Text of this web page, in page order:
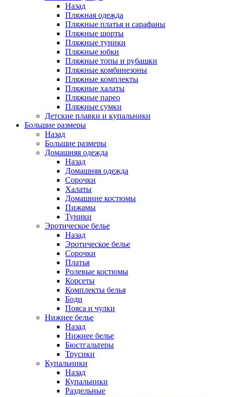
Назад
Пляжная одежда
Пляжные платья и сарафаны
Пляжные шорты
Пляжные туники
Пляжные юбки
Пляжные топы и рубашки
Пляжные комбинезоны
Пляжные комплекты
Пляжные халаты
Пляжные парео
Пляжные сумки
Детские плавки и купальники
Большие размеры
Назад
Большие размеры
Домашняя одежда
Назад
Домашняя одежда
Сорочки
Халаты
Домашние костюмы
Пижамы
Туники
Эротическое белье
Назад
Эротическое белье
Сорочки
Платья
Ролевые костюмы
Корсеты
Комплекты белья
Боди
Пояса и чулки
Нижнее белье
Назад
Нижнее белье
Бюстгальтеры
Трусики
Купальники
Назад
Купальники
Раздельные